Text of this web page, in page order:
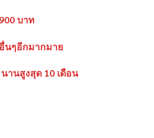
บาท
นๆอีกมากมาย
านสูงสุด 10 เดือน